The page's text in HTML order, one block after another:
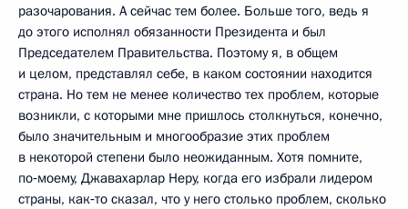
разочарования. А сейчас тем более. Больше того, ведь я
до этого исполнял обязанности Президента и был
Председателем Правительства. Поэтому я, в общем
и целом, представлял себе, в каком состоянии находится
страна. Но тем не менее количество тех проблем, которые
возникли, с которыми мне пришлось столкнуться, конечно,
было значительным и многообразие этих проблем
в некоторой степени было неожиданным. Хотя помните,
по‑моему, Джавахарлар Неру, когда его избрали лидером
страны, как‑то сказал, что у него столько проблем, сколько